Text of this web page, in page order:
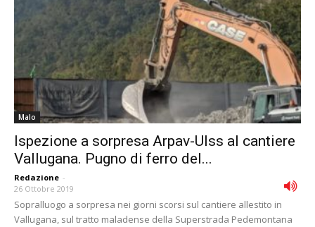
Malo
Ispezione a sorpresa Arpav-Ulss al cantiere
Vallugana. Pugno di ferro del...
Redazione -
26 Ottobre 2019
Sopralluogo a sorpresa nei giorni scorsi sul cantiere allestito in
Vallugana, sul tratto maladense della Superstrada Pedemontana